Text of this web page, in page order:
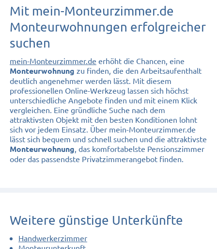
Mit mein-Monteurzimmer.de
Monteurwohnungen erfolgreicher
suchen
mein-Monteurzimmer.de erhöht die Chancen, eine
Monteurwohnung zu finden, die den Arbeitsaufenthalt
deutlich angenehmer werden lässt. Mit diesem
professionellen Online-Werkzeug lassen sich höchst
unterschiedliche Angebote finden und mit einem Klick
vergleichen. Eine gründliche Suche nach dem
attraktivsten Objekt mit den besten Konditionen lohnt
sich vor jedem Einsatz. Über mein-Monteurzimmer.de
lässt sich bequem und schnell suchen und die attraktivste
Monteurwohnung , das komfortabelste Pensionszimmer
oder das passendste Privatzimmerangebot finden.
Weitere günstige Unterkünfte
Handwerkerzimmer